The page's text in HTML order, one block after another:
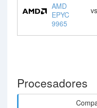
AMD
EPYC
9965
vs
Procesadores